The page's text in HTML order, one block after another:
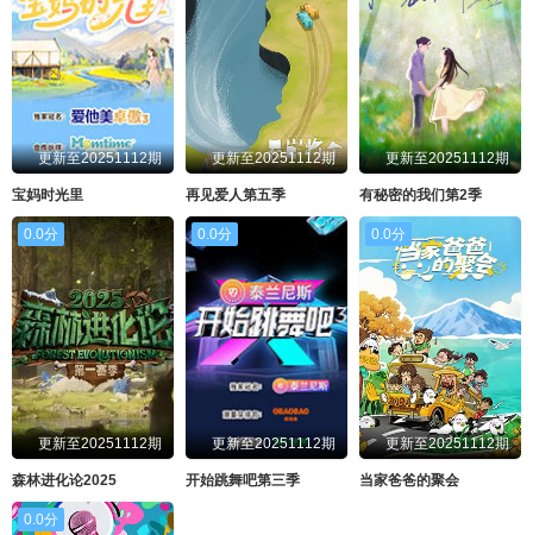
更新至20251112期
宝妈时光里
更新至20251112期
再见爱人第五季
更新至20251112期
有秘密的我们第2季
0.0分
更新至20251112期
森林进化论2025
0.0分
更新至20251112期
开始跳舞吧第三季
0.0分
更新至20251112期
当家爸爸的聚会
0.0分